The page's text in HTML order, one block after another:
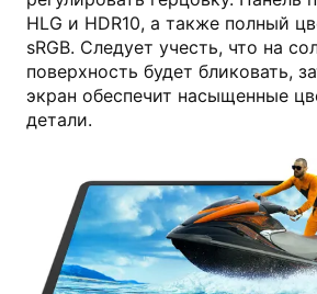
HLG и HDR10, а также полный
sRGB. Следует учесть, что на
поверхность будет бликовать,
экран обеспечит насыщенные
детали.